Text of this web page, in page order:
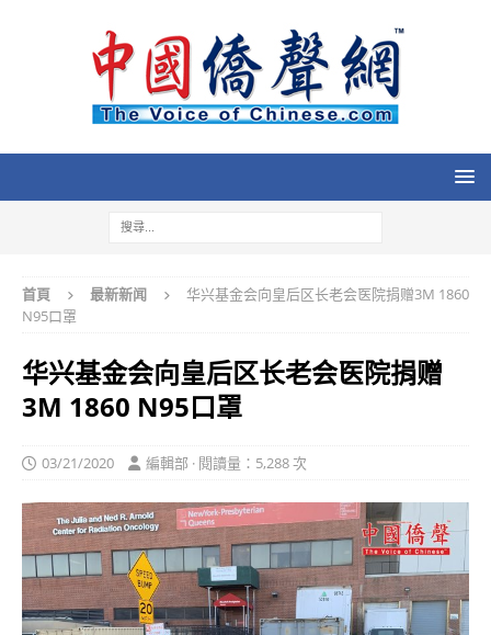
首頁 最新新闻
华兴基金会向皇后区长老会医院捐赠3M 1860
N95口罩
华兴基金会向皇后区长老会医院捐赠
3M 1860 N95口罩
03/21/2020 編輯部 · 閱讀量：5,288 次